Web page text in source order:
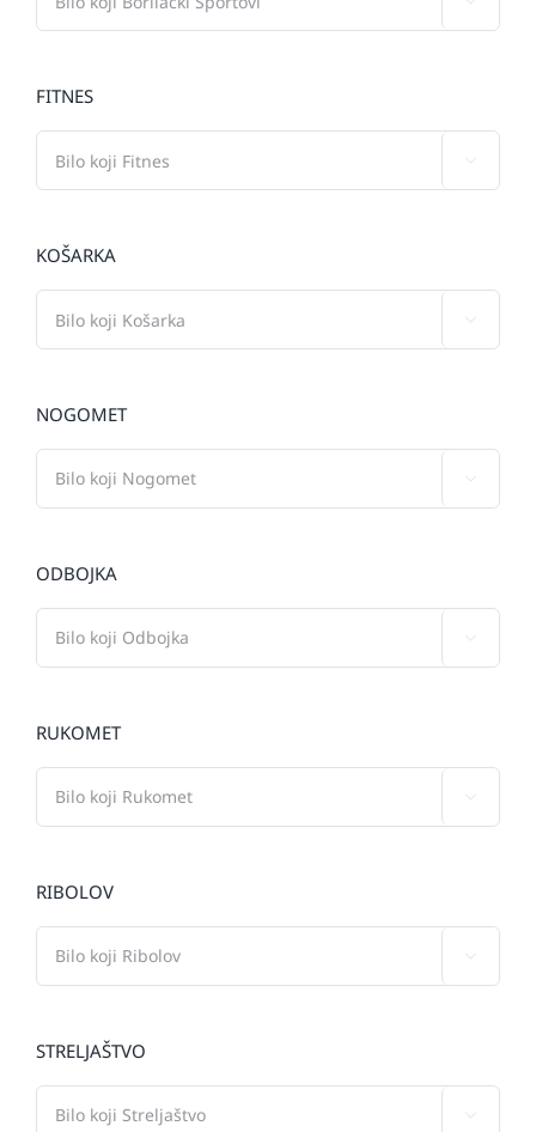
FITNES
KOŠARKA
NOGOMET
ODBOJKA
RUKOMET
RIBOLOV
STRELJAŠTVO